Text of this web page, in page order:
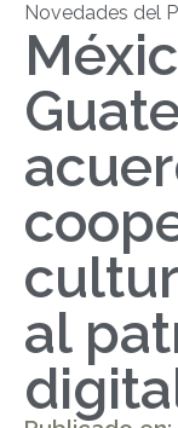
Novedades del
al